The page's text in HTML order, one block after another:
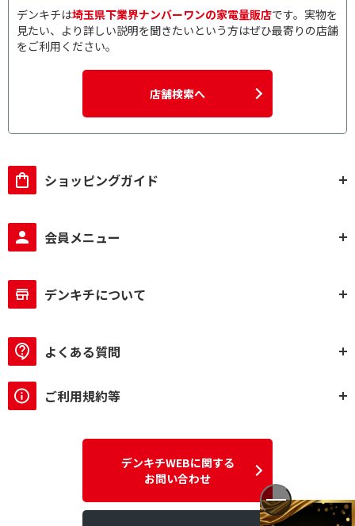
デンキチは埼玉県下業界ナンバーワンの家電量販店です。実物を
見たい、より詳しい説明を聞きたいという方はぜひ最寄りの店舗
をご利用ください。
店舗検索へ
ショッピングガイド
会員メニュー
デンキチについて
よくある質問
ご利用規約等
デンキチWEBに関する
お問い合わせ